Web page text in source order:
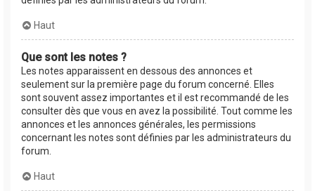
Haut
Que sont les notes ?
Les notes apparaissent en dessous des annonces et
seulement sur la première page du forum concerné. Elles
sont souvent assez importantes et il est recommandé de les
consulter dès que vous en avez la possibilité. Tout comme les
annonces et les annonces générales, les permissions
concernant les notes sont définies par les administrateurs du
forum.
Haut